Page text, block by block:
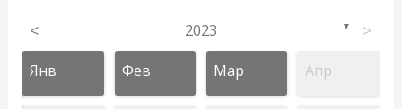
< 2023 ▼ >
Янв Фев Мар Апр